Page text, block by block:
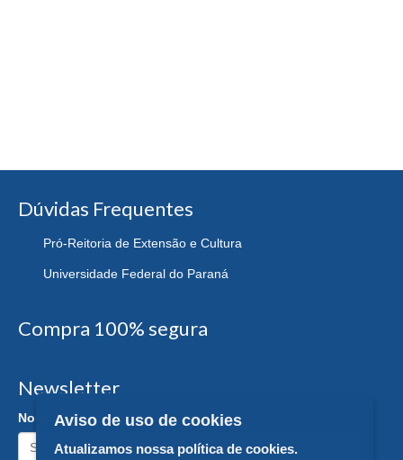
Dúvidas Frequentes
Pró-Reitoria de Extensão e Cultura
Universidade Federal do Paraná
Compra 100% segura
Newsletter
Nome:Aviso de uso de cookies
Atualizamos nossa política de cookies.